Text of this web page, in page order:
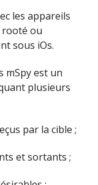
les appareils
rooté ou
sous iOs.
mSpy est un
plusieurs
par la cible ;
et sortants ;